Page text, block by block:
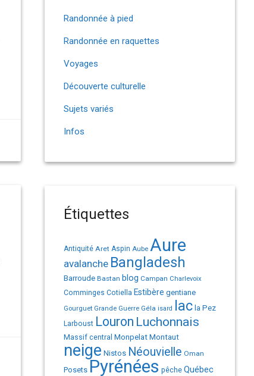
Randonnée à pied
Randonnée en raquettes
Voyages
Découverte culturelle
Sujets variés
Infos
Étiquettes
Antiquité Aret Aspin Aube Aure
avalanche Bangladesh
Barroude Bastan blog Campan Charlevoix
Comminges Cotiella Estibère gentiane
Gourguet Grande Guerre Géla isard lac la Pez
Larboust Louron Luchonnais
Massif central MonpelatMontaut
neige Nistos Néouvielle Oman
Posets Pyrénées pêche Québec